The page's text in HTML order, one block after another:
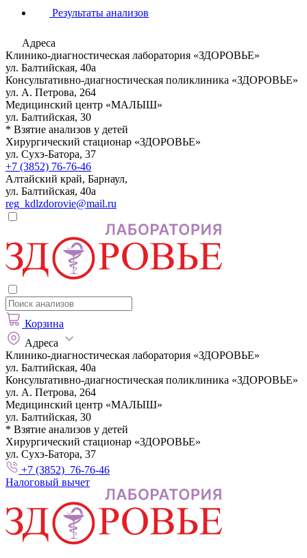
Результаты анализов
Адреса
Клинико-диагностическая лаборатория «ЗДОРОВЬЕ»
ул. Балтийская, 40а
Консультативно-диагностическая поликлиника «ЗДОРОВЬЕ»
ул. А. Петрова, 264
Медицинский центр «МАЛЫШ»
ул. Балтийская, 30
* Взятие анализов у детей
Хирургический стационар «ЗДОРОВЬЕ»
ул. Сухэ-Батора, 37
+7 (3852) 76-76-46
Алтайский край, Барнаул,
ул. Балтийская, 40а
reg_kdlzdorovie@mail.ru
Корзина
Адреса
Клинико-диагностическая лаборатория «ЗДОРОВЬЕ»
ул. Балтийская, 40а
Консультативно-диагностическая поликлиника «ЗДОРОВЬЕ»
ул. А. Петрова, 264
Медицинский центр «МАЛЫШ»
ул. Балтийская, 30
* Взятие анализов у детей
Хирургический стационар «ЗДОРОВЬЕ»
ул. Сухэ-Батора, 37
+7 (3852) 76-76-46
Налоговый вычет